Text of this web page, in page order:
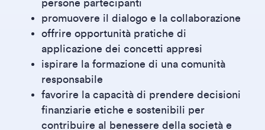
persone partecipanti
promuovere il dialogo e la collaborazione
offrire opportunità pratiche di
applicazione dei concetti appresi
ispirare la formazione di una comunità
responsabile
favorire la capacità di prendere decisioni
finanziarie etiche e sostenibili per
contribuire al benessere della società e